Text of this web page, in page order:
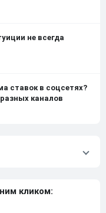
не всегда
ставок в соцсетях?
каналов
кликом: